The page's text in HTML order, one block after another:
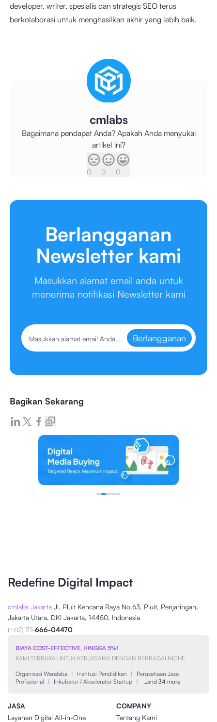
developer, writer, spesialis dan strategis SEO terus
berkolaborasi untuk menghasilkan akhir yang lebih baik.
cmlabs
Bagaimana pendapat Anda? Apakah Anda menyukai
artikel ini?
0 0 0
Berlangganan
Newsletter kami
Masukkan alamat email anda untuk
menerima notifikasi Newsletter kami
Berlangganan
Bagikan Sekarang
Redefine Digital Impact
cmlabs Jakarta Jl. Pluit Kencana Raya No.63, Pluit, Penjaringan,
Jakarta Utara, DKI Jakarta, 14450, Indonesia
(+62) 21-666-04470
BIAYA COST-EFFECTIVE, HINGGA 5%!
KAMI TERBUKA UNTUK KERJASAMA DENGAN BERBAGAI NICHE
Organisasi Waralaba | Institusi Pendidikan |
Perusahaan Jasa
Profesional
| Inkubator / Akselerator Startup | …and 34 more
JASA
Layanan Digital All-in-One
COMPANY
Tentang Kami